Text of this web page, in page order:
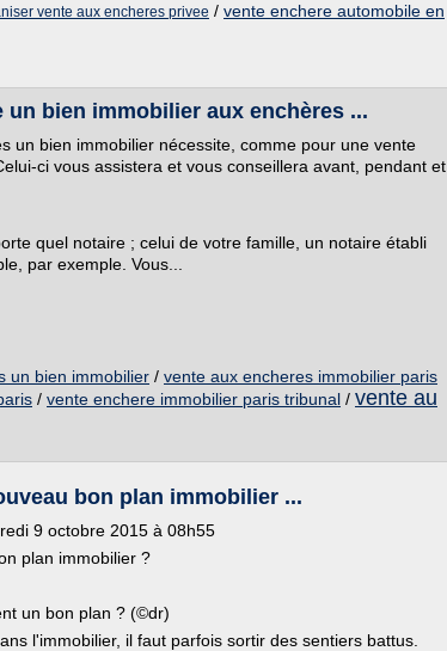
vente aux encheres privee / vente enchere automobile en
bien immobilier aux enchères ...
un bien immobilier nécessite, comme pour une vente
ci vous assistera et vous conseillera avant, pendant et
quel notaire ; celui de votre famille, un notaire établi
par exemple. Vous...
un bien immobilier / vente aux encheres immobilier paris
/ vente enchere immobilier paris tribunal / vente au
bon plan immobilier ...
9 octobre 2015 à 08h55
plan immobilier ?
un bon plan ? (©dr)
l'immobilier, il faut parfois sortir des sentiers battus.